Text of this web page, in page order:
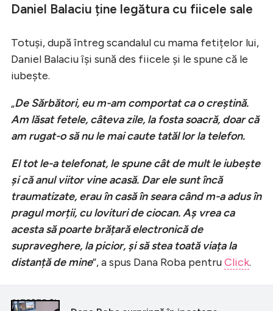
Daniel Balaciu ține legătura cu fiicele sale
Totuși, după întreg scandalul cu mama fetițelor lui,
Daniel Balaciu își sună des fiicele și le spune că le
iubește.
„De Sărbători, eu m-am comportat ca o creștină.
Am lăsat fetele, câteva zile, la fosta soacră, doar că
am rugat-o să nu le mai caute tatăl lor la telefon.
El tot le-a telefonat, le spune cât de mult le iubește
și că anul viitor vine acasă. Dar ele sunt încă
traumatizate, erau în casă în seara când m-a adus în
pragul morții, cu lovituri de ciocan. Aș vrea ca
acesta să poarte brățară electronică de
supraveghere, la picior, și să stea toată viața la
distanță de mine”, a spus Dana Roba pentruClick.
CITEȘTE ȘI